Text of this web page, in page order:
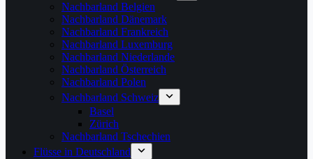
Nachbarland Belgien
Nachbarland Dänemark
Nachbarland Frankreich
Nachbarland Luxemburg
Nachbarland Niederlande
Nachbarland Österreich
Nachbarland Polen
Nachbarland Schweiz
Basel
Zürich
Nachbarland Tschechien
Flüsse in Deutschland